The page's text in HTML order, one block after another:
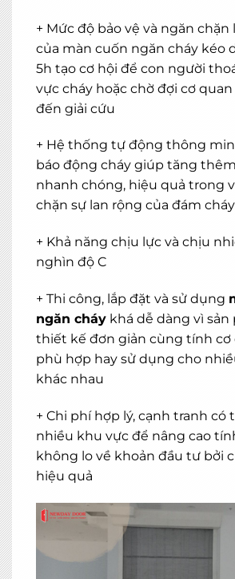
+ Mức độ bảo vệ và ngăn chặn
của màn cuốn ngăn cháy kéo
5h tạo cơ hội để con người
vực cháy hoặc chờ đợi cơ
đến giải cứu
+ Hệ thống tự động thông
báo động cháy giúp tăng
nhanh chóng, hiệu quả trong
chặn sự lan rộng của đám cháy
+ Khả năng chịu lực và chịu
nghìn độ C
+ Thi công, lắp đặt và sử dụng
ngăn cháy khá dễ dàng vì sản
thiết kế đơn giản cùng tính cơ
phù hợp hay sử dụng cho
khác nhau
+ Chi phí hợp lý, cạnh tranh có
nhiều khu vực để nâng cao
không lo về khoản đầu tư bởi
hiệu quả